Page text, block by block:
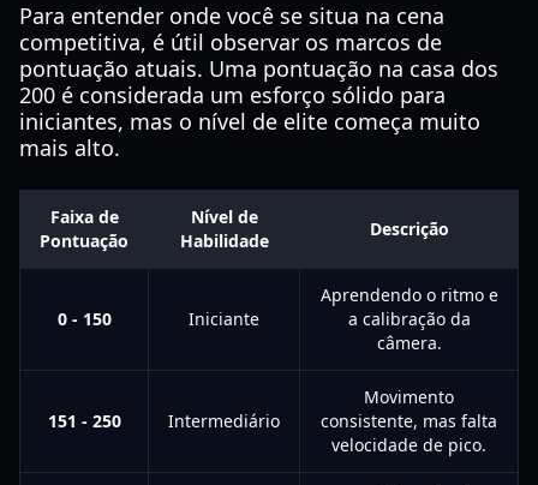
Para entender onde você se situa na cena
competitiva, é útil observar os marcos de
pontuação atuais. Uma pontuação na casa dos
200 é considerada um esforço sólido para
iniciantes, mas o nível de elite começa muito
mais alto.
Faixa de
Pontuação
Nível de
Habilidade
Descrição
0 - 150 Iniciante
Aprendendo o ritmo e
a calibração da
câmera.
151 - 250 Intermediário
Movimento
consistente, mas falta
velocidade de pico.